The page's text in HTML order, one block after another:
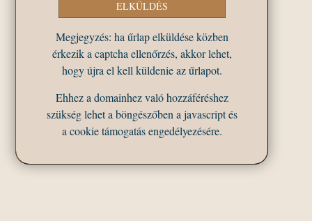
Megjegyzés: ha űrlap elküldése közben
érkezik a captcha ellenőrzés, akkor lehet,
hogy újra el kell küldenie az űrlapot.
Ehhez a domainhez való hozzáféréshez
szükség lehet a böngészőben a javascript és
a cookie támogatás engedélyezésére.